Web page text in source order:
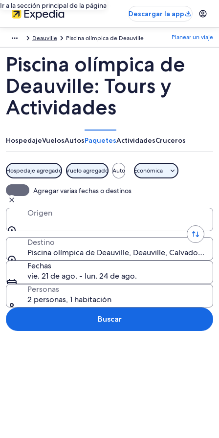
Ir a la sección principal de la página
Descargar la app
Deauville Piscina olímpica de Deauville Planear un viaje
Piscina olímpica de
Deauville: Tours y
Actividades
HospedajeVuelosAutosPaquetesActividadesCruceros
Hospedaje agregado Vuelo agregado Auto Económica
Agregar varias fechas o destinos
Origen
Destino
Piscina olímpica de Deauville, Deauville, Calvados
Fechas
vie. 21 de ago. - lun. 24 de ago.
Personas
2 personas, 1 habitación
Buscar